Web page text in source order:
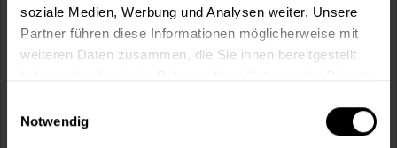
soziale Medien, Werbung und Analysen weiter. Unsere
Partner führen diese Informationen möglicherweise mit
weiteren Daten zusammen, die Sie ihnen bereitgestellt
Notwendig
Artikel-Nr.: MT0017WEISS_TRANSPARENT